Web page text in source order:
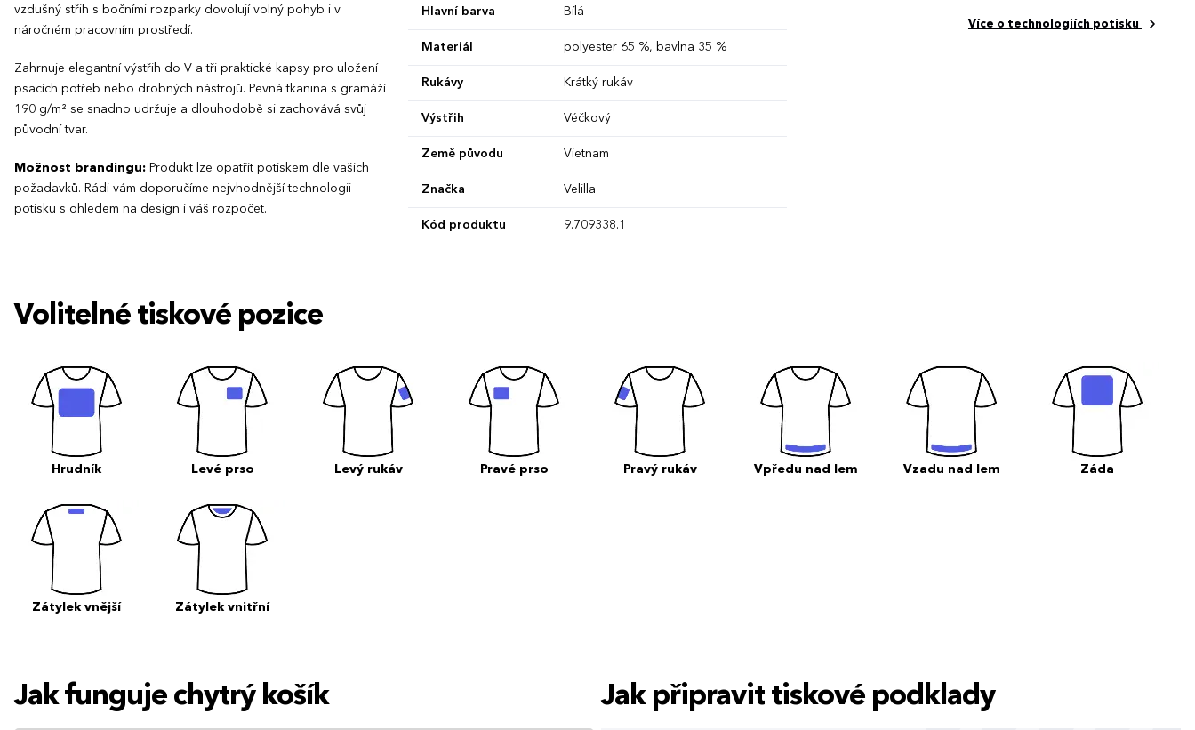
vzdušný střih s bočními rozparky dovolují volný pohyb i v
náročném pracovním prostředí.
Zahrnuje elegantní výstřih do V a tři praktické kapsy pro uložení
psacích potřeb nebo drobných nástrojů. Pevná tkanina s gramáží
190 g/m² se snadno udržuje a dlouhodobě si zachovává svůj
původní tvar.
Možnost brandingu: Produkt lze opatřit potiskem dle vašich
požadavků. Rádi vám doporučíme nejvhodnější technologii
potisku s ohledem na design i váš rozpočet.
Hlavní barva Bílá
Materiál polyester 65 %, bavlna 35 %
Rukávy Krátký rukáv
Výstřih Véčkový
Země původu Vietnam
Značka Velilla
Kód produktu 9.709338.1
Více o technologiích potisku
Volitelné tiskové pozice
Hrudník Levé prso Levý rukáv Pravé prso Pravý rukáv Vpředu nad lem Vzadu nad lem Záda
Zátylek vnější Zátylek vnitřní
Jak funguje chytrý košík Jak připravit tiskové podklady